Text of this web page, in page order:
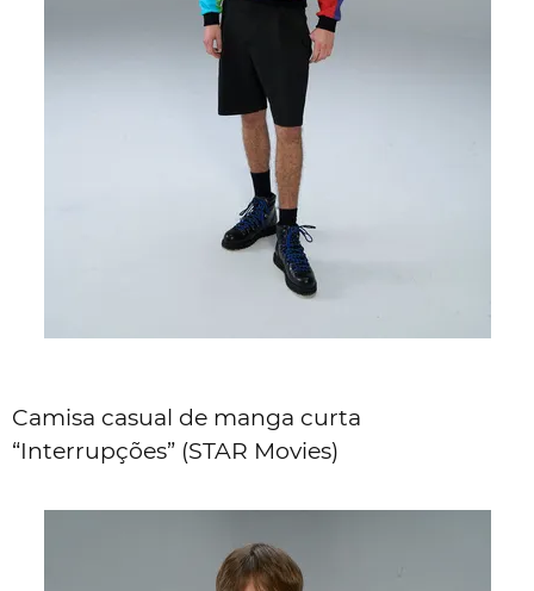
Camisa casual de manga curta
“Interrupções” (STAR Movies)